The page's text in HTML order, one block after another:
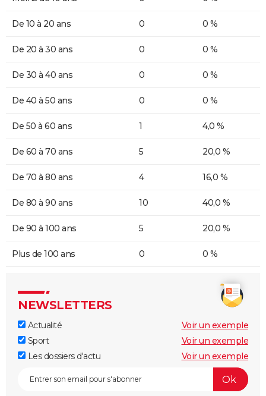
De 10 à 20 ans 0 0 %
De 20 à 30 ans 0 0 %
De 30 à 40 ans 0 0 %
De 40 à 50 ans 0 0 %
De 50 à 60 ans 1 4,0 %
De 60 à 70 ans 5 20,0 %
De 70 à 80 ans 4 16,0 %
De 80 à 90 ans 10 40,0 %
De 90 à 100 ans 5 20,0 %
Plus de 100 ans 0 0 %
NEWSLETTERS
Actualité
Voir un exemple
Sport
Voir un exemple
Les dossiers d'actu
Voir un exemple